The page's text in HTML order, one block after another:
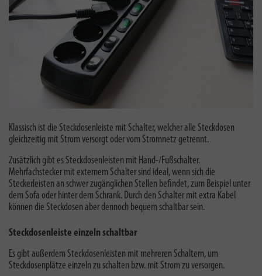
Klassisch ist die Steckdosenleiste mit Schalter, welcher alle Steckdosen
gleichzeitig mit Strom versorgt oder vom Stromnetz getrennt.
Zusätzlich gibt es Steckdosenleisten mit Hand-/Fußschalter.
Mehrfachstecker mit externem Schalter sind ideal, wenn sich die
Steckerleisten an schwer zugänglichen Stellen befindet, zum Beispiel unter
dem Sofa oder hinter dem Schrank. Durch den Schalter mit extra Kabel
können die Steckdosen aber dennoch bequem schaltbar sein.
Steckdosenleiste einzeln schaltbar
Es gibt außerdem Steckdosenleisten mit mehreren Schaltern, um
Steckdosenplätze einzeln zu schalten bzw. mit Strom zu versorgen.